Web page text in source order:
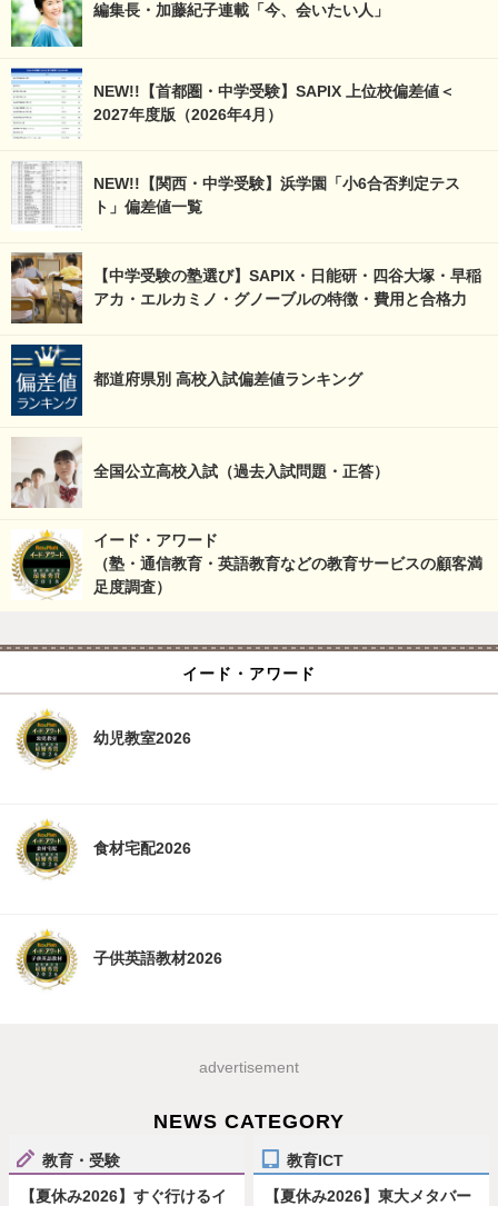
編集長・加藤紀子連載「今、会いたい人」
NEW!!【首都圏・中学受験】SAPIX 上位校偏差値＜
2027年度版（2026年4月）
NEW!!【関西・中学受験】浜学園「小6合否判定テス
ト」偏差値一覧
【中学受験の塾選び】SAPIX・日能研・四谷大塚・早稲
アカ・エルカミノ・グノーブルの特徴・費用と合格力
都道府県別 高校入試偏差値ランキング
全国公立高校入試（過去入試問題・正答）
イード・アワード
（塾・通信教育・英語教育などの教育サービスの顧客満
足度調査）
イード・アワード
幼児教室2026
食材宅配2026
子供英語教材2026
advertisement
NEWS CATEGORY
教育・受験
【夏休み2026】すぐ行けるイ
教育ICT
【夏休み2026】東大メタバー